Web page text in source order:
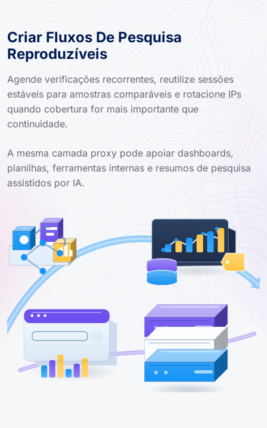
Criar Fluxos De Pesquisa
Reproduzíveis
Agende verificações recorrentes, reutilize sessões
estáveis para amostras comparáveis e rotacione IPs
quando cobertura for mais importante que
continuidade.
A mesma camada proxy pode apoiar dashboards,
planilhas, ferramentas internas e resumos de pesquisa
assistidos por IA.